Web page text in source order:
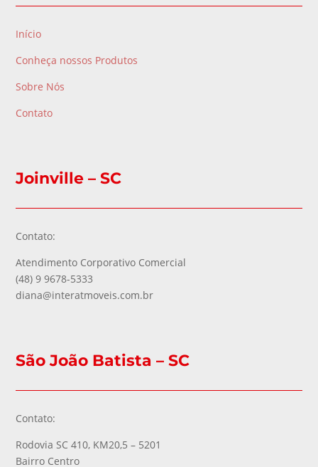
Início
Conheça nossos Produtos
Sobre Nós
Contato
Joinville – SC
Contato:
Atendimento Corporativo Comercial
(48) 9 9678-5333
diana@interatmoveis.com.br
São João Batista – SC
Contato:
Rodovia SC 410, KM20,5 – 5201
Bairro Centro